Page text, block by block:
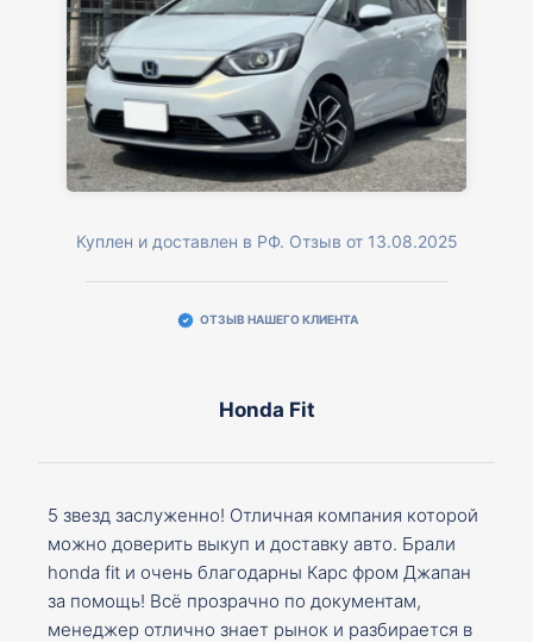
Куплен и доставлен в РФ. Отзыв от 13.08.2025
ОТЗЫВ НАШЕГО КЛИЕНТА
Honda Fit
5 звезд заслуженно! Отличная компания которой
можно доверить выкуп и доставку авто. Брали
honda fit и очень благодарны Карс фром Джапан
за помощь! Всё прозрачно по документам,
менеджер отлично знает рынок и разбирается в